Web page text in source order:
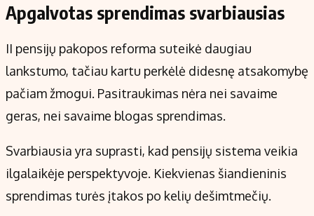
Apgalvotas sprendimas svarbiausias
II pensijų pakopos reforma suteikė daugiau
lankstumo, tačiau kartu perkėlė didesnę atsakomybę
pačiam žmogui. Pasitraukimas nėra nei savaime
geras, nei savaime blogas sprendimas.
Svarbiausia yra suprasti, kad pensijų sistema veikia
ilgalaikėje perspektyvoje. Kiekvienas šiandieninis
sprendimas turės įtakos po kelių dešimtmečių.